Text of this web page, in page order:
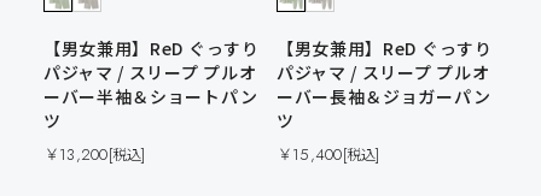
【男女兼用】ReD ぐっすり
パジャマ / スリープ プルオ
ーバー半袖＆ショートパン
ツ
￥13,200
【男女兼用】ReD ぐっすり
パジャマ / スリープ プルオ
ーバー長袖＆ジョガーパン
ツ
￥15,400